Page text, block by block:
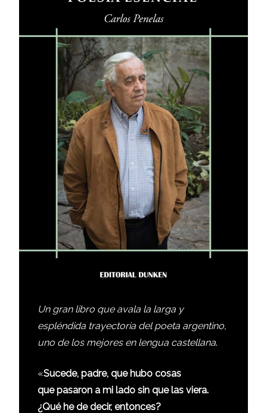
Un gran libro que avala la larga y
espléndida trayectoria del poeta argentino,
uno de los mejores en lengua castellana.
«Sucede, padre, que hubo cosas
que pasaron a mi lado sin que las viera.
¿Qué he de decir, entonces?